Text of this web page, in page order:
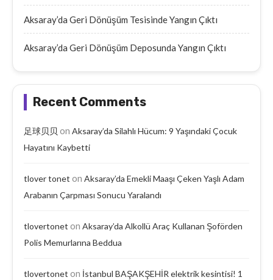
Aksaray’da Geri Dönüşüm Tesisinde Yangın Çıktı
Aksaray’da Geri Dönüşüm Deposunda Yangın Çıktı
Recent Comments
足球贝贝 on Aksaray’da Silahlı Hücum: 9 Yaşındaki Çocuk
Hayatını Kaybetti
tlover tonet on Aksaray’da Emekli Maaşı Çeken Yaşlı Adam
Arabanın Çarpması Sonucu Yaralandı
tlovertonet on Aksaray’da Alkollü Araç Kullanan Şoförden
Polis Memurlarına Beddua
tlovertonet on İstanbul BAŞAKŞEHİR elektrik kesintisi! 1